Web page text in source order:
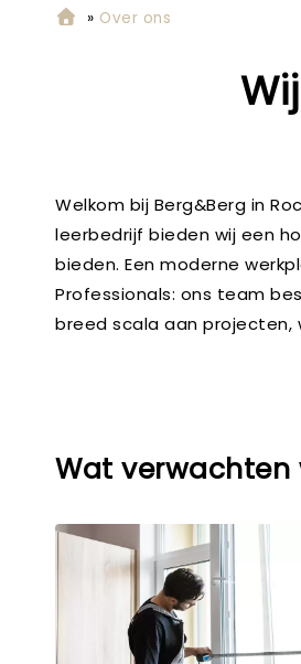
» Over ons
Welkom bij Berg&Berg in
leerbedrijf bieden wij een
bieden. Een moderne
Professionals: ons team
breed scala aan projecten,
Wat verwachten